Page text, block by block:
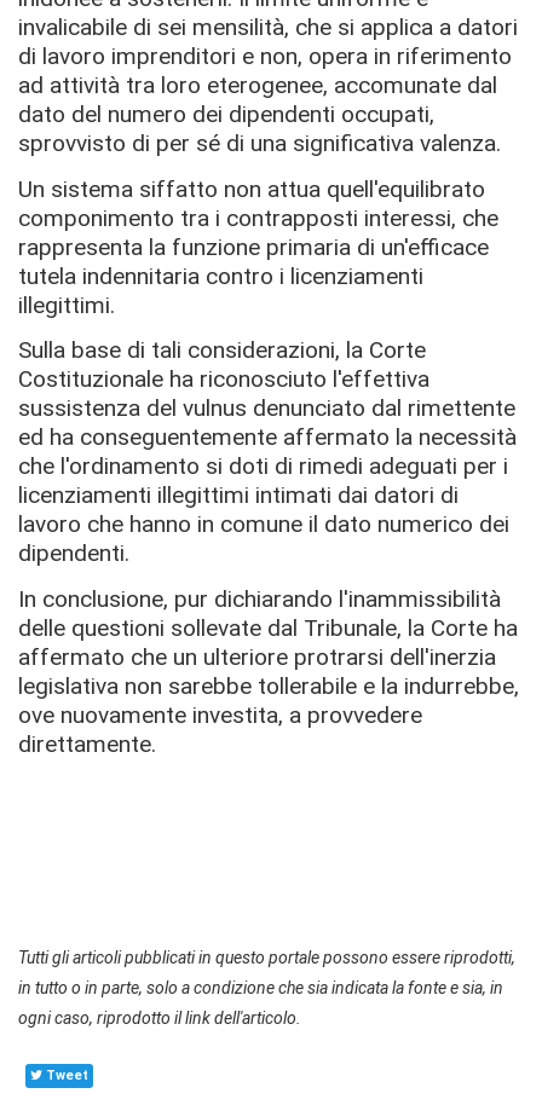
invalicabile di sei mensilità, che si applica a datori
di lavoro imprenditori e non, opera in riferimento
ad attività tra loro eterogenee, accomunate dal
dato del numero dei dipendenti occupati,
sprovvisto di per sé di una significativa valenza.
Un sistema siffatto non attua quell'equilibrato
componimento tra i contrapposti interessi, che
rappresenta la funzione primaria di un'efficace
tutela indennitaria contro i licenziamenti
illegittimi.
Sulla base di tali considerazioni, la Corte
Costituzionale ha riconosciuto l'effettiva
sussistenza del vulnus denunciato dal rimettente
ed ha conseguentemente affermato la necessità
che l'ordinamento si doti di rimedi adeguati per i
licenziamenti illegittimi intimati dai datori di
lavoro che hanno in comune il dato numerico dei
dipendenti.
In conclusione, pur dichiarando l'inammissibilità
delle questioni sollevate dal Tribunale, la Corte ha
affermato che un ulteriore protrarsi dell'inerzia
legislativa non sarebbe tollerabile e la indurrebbe,
ove nuovamente investita, a provvedere
direttamente.
Tutti gli articoli pubblicati in questo portale possono essere riprodotti,
in tutto o in parte, solo a condizione che sia indicata la fonte e sia, in
ogni caso, riprodotto il link dell'articolo.
Tweet